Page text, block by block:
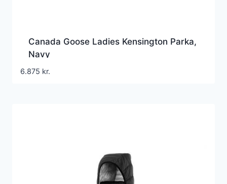
Canada Goose Ladies Kensington Parka,
Navy
6.875 kr.